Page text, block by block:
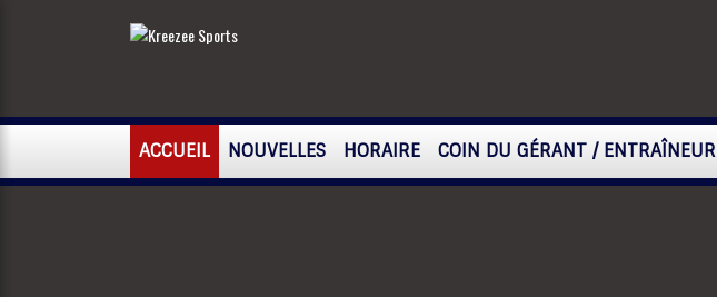
ACCUEIL NOUVELLES HORAIRE COIN DU GÉRANT / ENTRAÎNEUR